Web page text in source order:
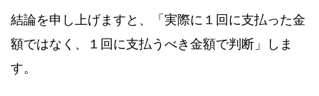
結論を申し上げますと、「実際に１回に支払った金
額ではなく、１回に支払うべき金額で判断」しま
す。